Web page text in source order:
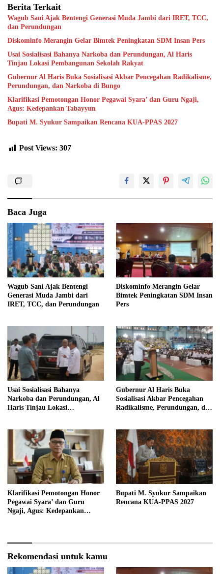
Berita Terkait
Wagub Sani Ajak Bentengi Generasi Muda Jambi dari IRET, TCC,
dan Perundungan
Diskominfo Merangin Gelar Bimtek Peningkatan SDM Insan Pers
Usai Sosialisasi Bahanya Narkoba dan Perundungan, Al Haris
Tinjau Lokasi Pembangunan Sekolah Rakyat
Gubernur Al Haris Buka Sosialisasi Akbar Pencegahan Radikalisme,
Perundungan, dan Narkoba di Bungo
Klarifikasi Pemotongan Honor Pegawai Syara’ dan Guru Ngaji,
Agus: Kedepankan Tabayyun
Bupati M. Syukur Sampaikan Rencana KUA-PPAS 2027
Post Views: 307
Baca Juga
Wagub Sani Ajak Bentengi
Generasi Muda Jambi dari
IRET, TCC, dan Perundungan
Diskominfo Merangin Gelar
Bimtek Peningkatan SDM Insan
Pers
Usai Sosialisasi Bahanya
Narkoba dan Perundungan, Al
Haris Tinjau Lokasi
Gubernur Al Haris Buka
Sosialisasi Akbar Pencegahan
Radikalisme, Perundungan, dan
Klarifikasi Pemotongan Honor
Pegawai Syara’ dan Guru
Ngaji, Agus: Kedepankan
Bupati M. Syukur Sampaikan
Rencana KUA-PPAS 2027
Rekomendasi untuk kamu